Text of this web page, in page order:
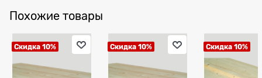
Похожие товары
Скидка 10% Скидка 10% Скидка 10%